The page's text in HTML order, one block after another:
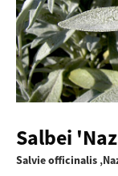
Salbei
Salvie officinalis